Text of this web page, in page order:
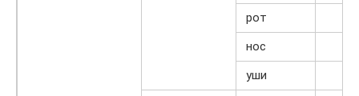
рот
нос
уши